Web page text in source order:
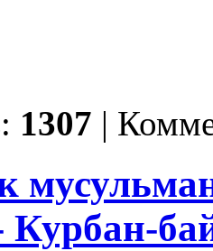
1307 |
Курбан-